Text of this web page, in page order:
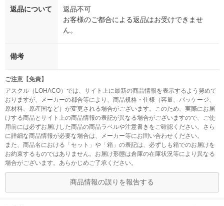
返品について
返品不可
お客様のご都合による返品はお受けできませ
ん。
備考
ご注意【免責】
アスクル（LOHACO）では、サイト上に最新の商品情報を表示するよう努めて
おりますが、メーカーの都合等により、商品規格・仕様（容量、パッケージ、
原材料、原産国など）が変更される場合がございます。このため、実際にお届
けする商品とサイト上の商品情報の表記が異なる場合がございますので、ご使
用前には必ずお届けした商品の商品ラベルや注意書きをご確認ください。さら
に詳細な商品情報が必要な場合は、メーカー等にお問い合わせください。
また、商品名における「セット」や「箱」の表記は、必ずしも箱でのお届けを
お約束するものではありません。お届け形態は倉庫の在庫状況等により異なる
場合がございます。あらかじめご了承ください。
商品情報の誤りを報告する